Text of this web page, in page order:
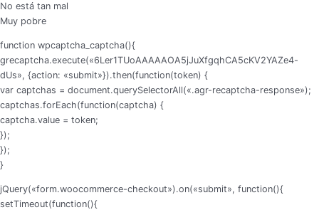
No está tan mal
Muy pobre
function wpcaptcha_captcha(){
grecaptcha.execute(«6Ler1TUoAAAAAOA5jJuXfgqhCA5cKV2YAZe4-
dUs», {action: «submit»}).then(function(token) {
var captchas = document.querySelectorAll(«.agr-recaptcha-response»);
captchas.forEach(function(captcha) {
captcha.value = token;
});
});
}
jQuery(«form.woocommerce-checkout»).on(«submit», function(){
setTimeout(function(){